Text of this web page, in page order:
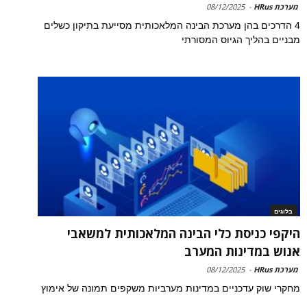
מערכת HRus -
08/12/2025
4 הדרכים בהן מערכת הבינה המלאכותית מסייעת בתיקון כשלים
מבניים בהליך הגיוס המסורתי
בלוגים
היקפי כניסת כלי הבינה המלאכותית למשאבי
אנוש במדינות המערב
מערכת HRus -
08/12/2025
מחקרי שוק עדכניים במדינות מערביות משקפים תמונה של אימוץ